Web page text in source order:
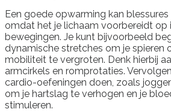
Een goede opwarming kan
omdat het je lichaam voorbereidt op
bewegingen. Je kunt bijvoorbeeld
dynamische stretches om je spieren
mobiliteit te vergroten. Denk hierbij
armcirkels en romprotaties.
cardio-oefeningen doen, zoals
om je hartslag te verhogen en je
stimuleren.